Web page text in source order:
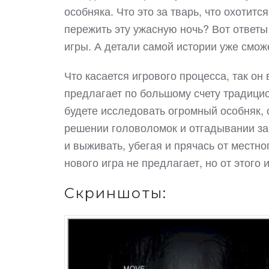
особняка. Что это за тварь, что
пережить эту ужасную ночь? Вот
игры. А детали самой истории уже
Что касается игрового процесса, так
предлагает по большому счету
будете исследовать огромный
решении головоломок и отгадывании
и выживать, убегая и прячась от
нового игра не предлагает, но от
Скриншоты: